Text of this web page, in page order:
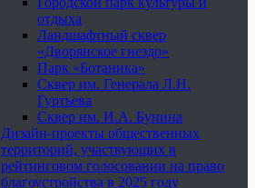
отдыха
Ландшафтный сквер
«Дворянское гнездо»
Парк «Ботаника»
Сквер им. Генерала Л.Н.
Гуртьева
Сквер им. И.А. Бунина
Дизайн-проекты общественных
территорий, участвующих в
рейтинговом голосовании на право
благоустройства в 2025 году